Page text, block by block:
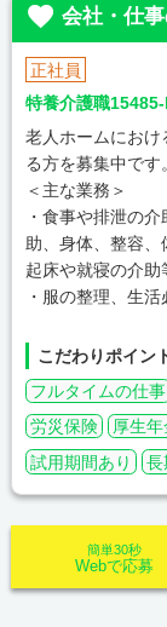
 会社・仕
正社員
特養介護職
老人ホームにおけ
る方を募集中です
＜主な業務＞
・食事や排泄の
助、身体、整容、
起床や就寝の介助
・服の整理、生
こだわりポイン
フルタイムの仕事
労災保険
厚生年
試用期間あり
長
簡単30秒
Webで応募